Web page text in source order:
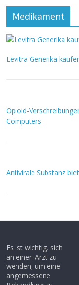
Medikament
Levitra Generika
Opioid-
Computers
Antivirale Substanz
Es ist wichtig, sich
an einen Arzt zu
wenden, um eine
angemessene